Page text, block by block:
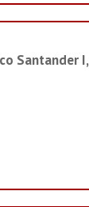
Santander I,